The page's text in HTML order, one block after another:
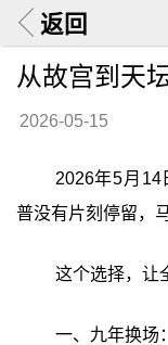
返回
从故宫到天
2026-05-15
2026年5月14
普没有片刻停留，
这个选择，让
一、九年换场